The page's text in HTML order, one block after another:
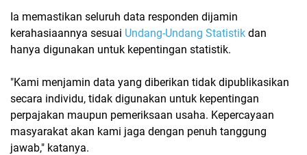
Ia memastikan seluruh data responden dijamin
kerahasiaannya sesuai Undang-Undang Statistik dan
hanya digunakan untuk kepentingan statistik.
"Kami menjamin data yang diberikan tidak dipublikasikan
secara individu, tidak digunakan untuk kepentingan
perpajakan maupun pemeriksaan usaha. Kepercayaan
masyarakat akan kami jaga dengan penuh tanggung
jawab," katanya.